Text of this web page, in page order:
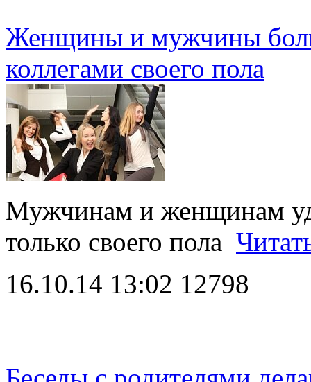
Женщины и мужчины
коллегами своего пола
Мужчинам и женщинам
только своего пола
16.10.14 13:02 12798